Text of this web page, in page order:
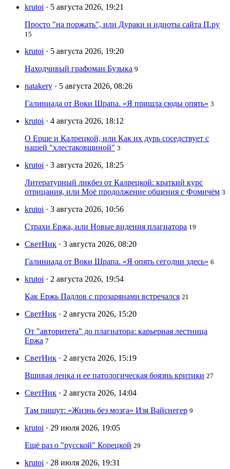
krutoi · 5 августа 2026, 19:21
Просто "на поржать", или Дураки и идиоты сайта П.ру
15
krutoi · 5 августа 2026, 19:20
Находчивый графоман Бузыка 9
natakery · 5 августа 2026, 08:26
Галиниада от Воки Шрапа. «Я пришла сюды опять» 3
krutoi · 4 августа 2026, 18:12
О Ерше и Калрецкой, или Как их дурь соседствует с
нашей "хлестаковщиной" 3
krutoi · 3 августа 2026, 18:25
Литературный ликбез от Калрецкой: краткий курс
отрицания, или Моё продолжение общения с Фомичём 3
krutoi · 3 августа 2026, 10:56
Страхи Ержа, или Новые видения плагиатора 19
СветНик · 3 августа 2026, 08:20
Галиниада от Воки Шрапа. «Я опять сегодни здесь» 6
krutoi · 2 августа 2026, 19:54
Как Ержь Падлов с прозарянами встречался 21
СветНик · 2 августа 2026, 15:20
От "авторитета" до плагиатора: карьерная лестница
Ержа 7
СветНик · 2 августа 2026, 15:19
Вшивая ленка и ее патологическая боязнь критики 27
СветНик · 2 августа 2026, 14:04
Там пишут: «Жизнь без мозга» Изя Вайснегер 9
krutoi · 29 июля 2026, 19:05
Ещё раз о "русской" Корецкой 29
krutoi · 28 июля 2026, 19:31